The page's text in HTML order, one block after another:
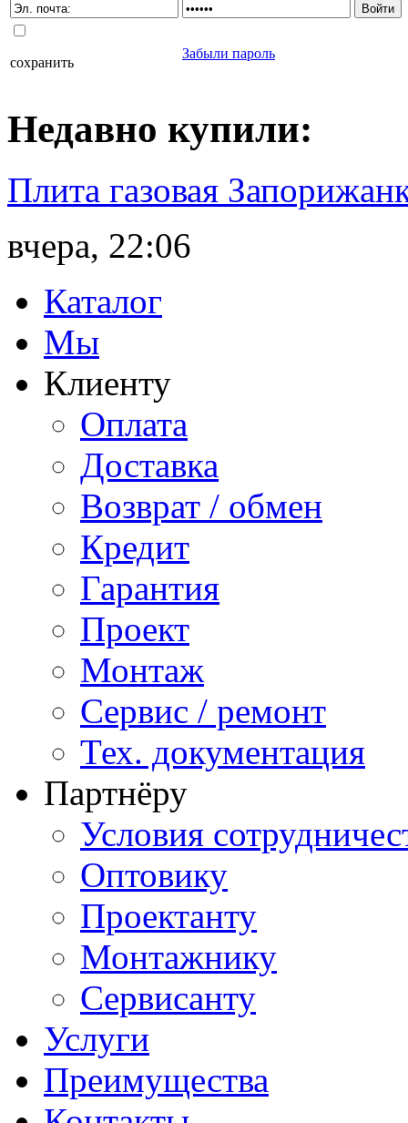
сохранить
Забыли пароль
Недавно купили:
Плита газовая
вчера, 22:06
Каталог
Мы
Клиенту
Оплата
Доставка
Возврат / обмен
Кредит
Гарантия
Проект
Монтаж
Сервис / ремонт
Тех. документация
Партнёру
Условия
Оптовику
Проектанту
Монтажнику
Сервисанту
Услуги
Преимущества